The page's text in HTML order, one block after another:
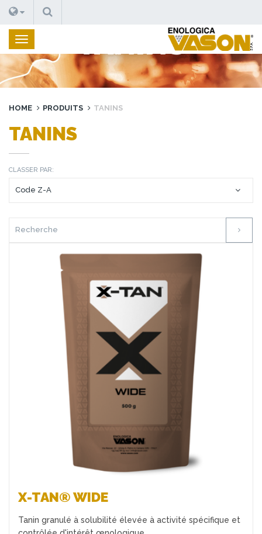
RECHERCHE
TANINS
HOME PRODUITS TANINS
TANINS
CLASSER PAR:
X-TAN® WIDE
Tanin granulé à solubilité élevée à activité spécifique et